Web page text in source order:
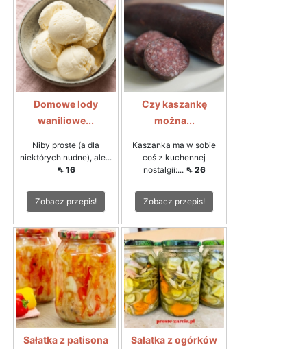
Domowe lody
waniliowe...
Niby proste (a dla
niektórych nudne), ale...
⇖ 16
Zobacz przepis!
Czy kaszankę
można...
Kaszanka ma w sobie
coś z kuchennej
nostalgii:... ⇖ 26
Zobacz przepis!
Sałatka z patisona Sałatka z ogórków